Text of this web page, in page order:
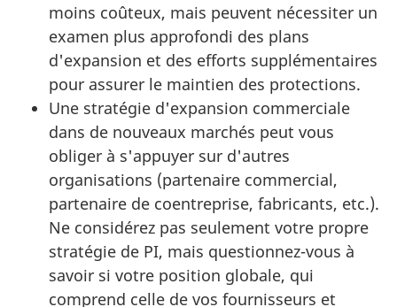
moins coûteux, mais peuvent nécessiter un
examen plus approfondi des plans
d'expansion et des efforts supplémentaires
pour assurer le maintien des protections.
Une stratégie d'expansion commerciale
dans de nouveaux marchés peut vous
obliger à s'appuyer sur d'autres
organisations (partenaire commercial,
partenaire de coentreprise, fabricants, etc.).
Ne considérez pas seulement votre propre
stratégie de PI, mais questionnez-vous à
savoir si votre position globale, qui
comprend celle de vos fournisseurs et